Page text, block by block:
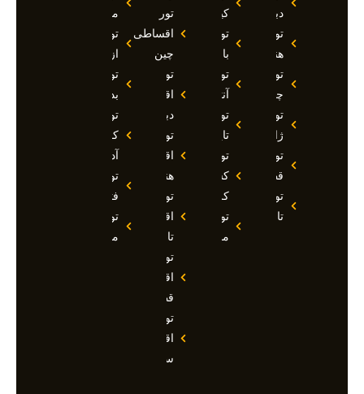
دبی
تور
هند
تور
چین
تور
ژاپن
تور
قطر
تور
تاجیکستان
کیش
تور
بالی
تور
آنتالیا
تور
تایلند
تور
کشتی
کروز
تور
مالدیو
تور
اقساطی
چین
تور
اقساطی
دبی
تور
اقساطی
هند
تور
اقساطی
تاجیکستان
تور
اقساطی
قطر
تور
اقساطی
سوچی
مارماریس
تور
ازمیر
تور
بدروم
تور
کوش
آداسی
تور
فتحیه
تور
مالزی